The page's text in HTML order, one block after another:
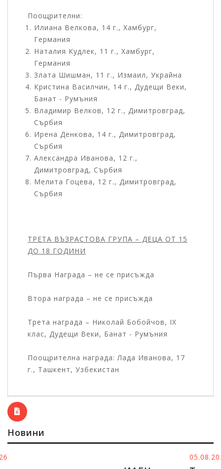
Поощрителни:
Илиана Велкова, 14 г., Хамбург,
Германия
Наталия Кудлек, 11 г., Хамбург,
Германия
Злата Шишман, 11 г., Измаил, Украйна
Кристина Василчин, 14 г., Дудещи Веки,
Банат - Румъния
Владимир Велков, 12 г., Димитровград,
Сърбия
Ирена Денкова, 14 г., Димитровград,
Сърбия
Александра Иванова, 12 г.,
Димитровград, Сърбия
Мелита Гоцева, 12 г., Димитровград,
Сърбия
ТРЕТА ВЪЗРАСТОВА ГРУПА – ДЕЦА ОТ 15
ДО 18 ГОДИНИ
Първа Награда – не се присъжда
Втора награда – не се присъжда
Трета награда – Николай Бобойчов, IX
клас, Дудещи Веки, Банат - Румъния
Поощрителна награда: Лада Иванова, 17
г., Ташкент, Узбекистан
Новини